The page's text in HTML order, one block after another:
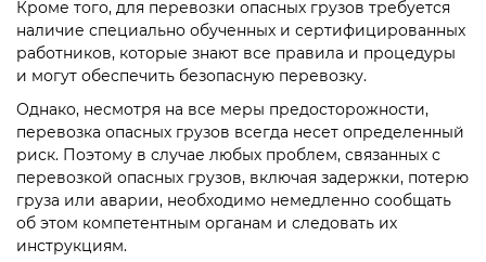
Кроме того, для перевозки опасных грузов требуется
наличие специально обученных и сертифицированных
работников, которые знают все правила и процедуры
и могут обеспечить безопасную перевозку.
Однако, несмотря на все меры предосторожности,
перевозка опасных грузов всегда несет определенный
риск. Поэтому в случае любых проблем, связанных с
перевозкой опасных грузов, включая задержки, потерю
груза или аварии, необходимо немедленно сообщать
об этом компетентным органам и следовать их
инструкциям.